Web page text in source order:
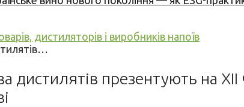
дистиляторів і виробників напоїв
дистилятів презентують на